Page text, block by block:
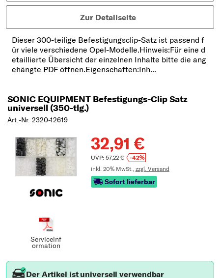
Zur Detailseite
Dieser 300-teilige Befestigungsclip-Satz ist passend f
ür viele verschiedene Opel-Modelle.Hinweis:Für eine d
etaillierte Übersicht der einzelnen Inhalte bitte die ang
ehängte PDF öffnen.Eigenschaften:Inh...
SONIC EQUIPMENT Befestigungs-Clip Satz
universell (350-tlg.)
Art.-Nr. 2320-12619
Serviceinf
ormation
32,91 €
UVP: 57,22 €
-42%
inkl. 20% MwSt., zzgl. Versand
Sofort lieferbar
Der Artikel ist universell verwendbar